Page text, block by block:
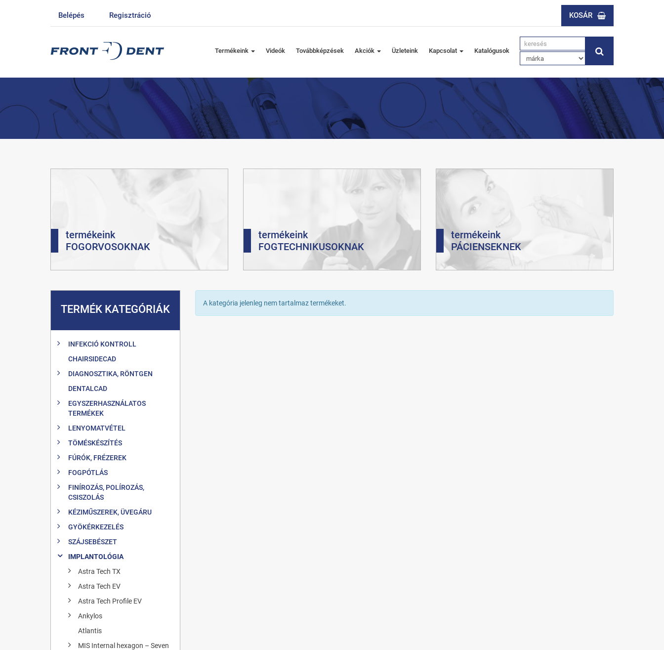
Belépés Regisztráció KOSÁR
Termékeink Videók Továbbképzések Akciók Üzleteink Kapcsolat Katalógusok
termékeink
FOGORVOSOKNAK
termékeink
FOGTECHNIKUSOKNAK
termékeink
PÁCIENSEKNEK
TERMÉK KATEGÓRIÁK
INFEKCIÓ KONTROLL
CHAIRSIDECAD
DIAGNOSZTIKA, RÖNTGEN
DENTALCAD
EGYSZERHASZNÁLATOS
TERMÉKEK
LENYOMATVÉTEL
TÖMÉSKÉSZÍTÉS
FÚRÓK, FRÉZEREK
FOGPÓTLÁS
FINÍROZÁS, POLÍROZÁS,
CSISZOLÁS
KÉZIMŰSZEREK, ÜVEGÁRU
GYÖKÉRKEZELÉS
SZÁJSEBÉSZET
IMPLANTOLÓGIA
Astra Tech TX
Astra Tech EV
Astra Tech Profile EV
Ankylos
Atlantis
MIS Internal hexagon – Seven
A kategória jelenleg nem tartalmaz termékeket.